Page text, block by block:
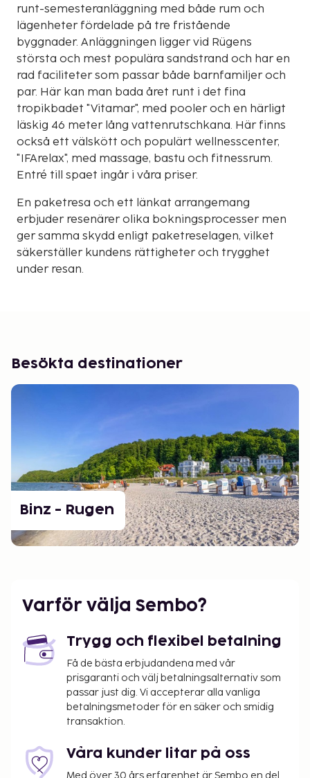
runt-semesteranläggning med både rum och
lägenheter fördelade på tre fristående
byggnader. Anläggningen ligger vid Rügens
största och mest populära sandstrand och har en
rad faciliteter som passar både barnfamiljer och
par. Här kan man bada året runt i det fina
tropikbadet "Vitamar", med pooler och en härligt
läskig 46 meter lång vattenrutschkana. Här finns
också ett välskött och populärt wellnesscenter,
"IFArelax", med massage, bastu och fitnessrum.
Entré till spaet ingår i våra priser.
En paketresa och ett länkat arrangemang
erbjuder resenärer olika bokningsprocesser men
ger samma skydd enligt paketreselagen, vilket
säkerställer kundens rättigheter och trygghet
under resan.
Besökta destinationer
Binz - Rugen
Varför välja Sembo?
Trygg och flexibel betalning
Få de bästa erbjudandena med vår
prisgaranti och välj betalningsalternativ som
passar just dig. Vi accepterar alla vanliga
betalningsmetoder för en säker och smidig
transaktion.
Våra kunder litar på oss